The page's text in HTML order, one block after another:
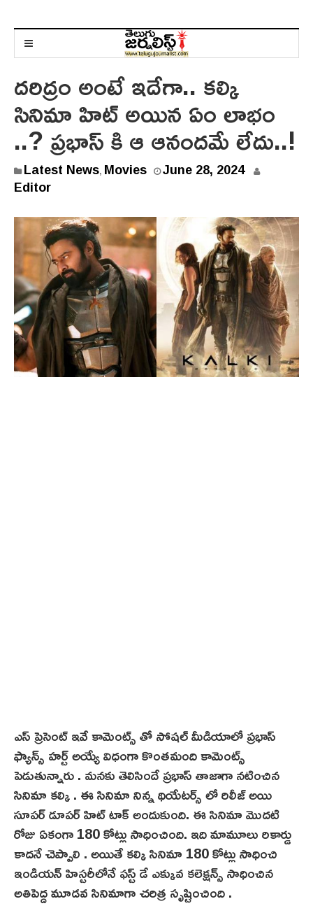
దరిద్రం అంటే ఇదేగా.. కల్కి
సినిమా హిట్ అయిన ఏం లాభం
..? ప్రభాస్ కి ఆ ఆనందమే లేదు..!
Latest News, Movies June 28, 2024
Editor
ఎస్ ప్రెసెంట్ ఇవే కామెంట్స్ తో సోషల్ మీడియాలో ప్రభాస్
ఫ్యాన్స్ హర్ట్ అయ్యే విధంగా కొంతమంది కామెంట్స్
పెడుతున్నారు . మనకు తెలిసిందే ప్రభాస్ తాజాగా నటించిన
సినిమా కల్కి . ఈ సినిమా నిన్న థియేటర్స్ లో రిలీజ్ అయి
సూపర్ డూపర్ హిట్ టాక్ అందుకుంది. ఈ సినిమా మొదటి
రోజు ఏకంగా 180 కోట్లు సాధించింది. ఇది మామూలు రికార్డు
కాదనే చెప్పాలి . అయితే కల్కి సినిమా 180 కోట్లు సాధించి
ఇండియన్ హిస్టరీలోనే ఫస్ట్ డే ఎక్కువ కలెక్షన్స్ సాధించిన
అతిపెద్ద మూడవ సినిమాగా చరిత్ర సృష్టించింది .